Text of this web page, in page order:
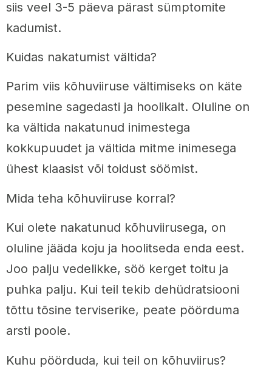
siis veel 3-5 päeva pärast sümptomite
kadumist.
Kuidas nakatumist vältida?
Parim viis kõhuviiruse vältimiseks on käte
pesemine sagedasti ja hoolikalt. Oluline on
ka vältida nakatunud inimestega
kokkupuudet ja vältida mitme inimesega
ühest klaasist või toidust söömist.
Mida teha kõhuviiruse korral?
Kui olete nakatunud kõhuviirusega, on
oluline jääda koju ja hoolitseda enda eest.
Joo palju vedelikke, söö kerget toitu ja
puhka palju. Kui teil tekib dehüdratsiooni
tõttu tõsine terviserike, peate pöörduma
arsti poole.
Kuhu pöörduda, kui teil on kõhuviirus?